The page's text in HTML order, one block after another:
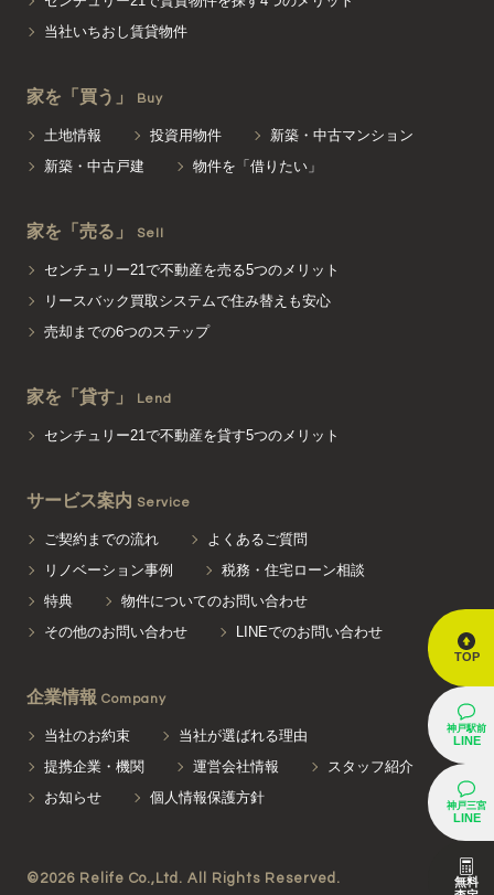
TOP
神戸駅前
LINE
神戸三宮
LINE
無料
当社いちおし賃貸物件
家を「買う」 Buy
土地情報 投資用物件
新築・中古マンション
新築・中古戸建
物件を「借りたい」
家を「売る」 Sell
センチュリー21で不動産を売る5つのメリット
リースバック買取システムで住み替えも安心
売却までの6つのステップ
家を「貸す」 Lend
センチュリー21で不動産を貸す5つのメリット
サービス案内 Service
ご契約までの流れ
よくあるご質問
リノベーション事例
税務・住宅ローン相談
特典
物件についてのお問い合わせ
その他のお問い合わせ
LINEでのお問い合わせ
企業情報 Company
当社のお約束
当社が選ばれる理由
提携企業・機関
運営会社情報
スタッフ紹介
お知らせ
個人情報保護方針
©2026 Relife Co.,Ltd. All Rights Reserved.